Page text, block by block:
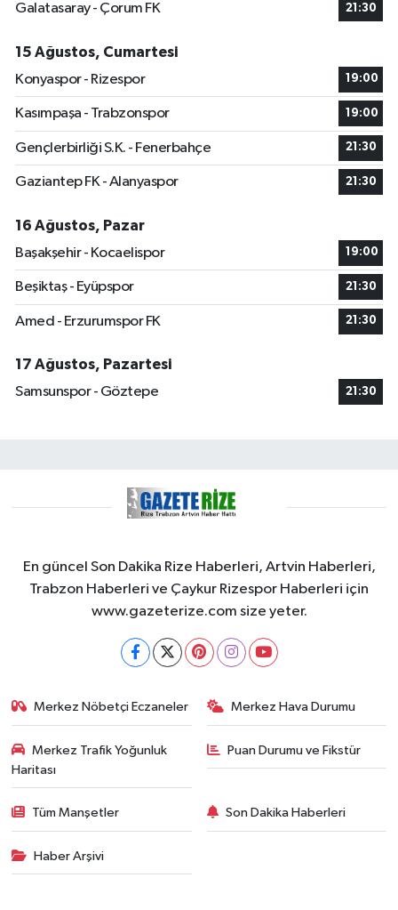
Galatasaray - Çorum FK
21:30
15 Ağustos, Cumartesi
Konyaspor - Rizespor
19:00
Kasımpaşa - Trabzonspor 19:00
Gençlerbirliği S.K. - Fenerbahçe 21:30
Gaziantep FK - Alanyaspor 21:30
16 Ağustos, Pazar
Başakşehir - Kocaelispor
19:00
Beşiktaş - Eyüpspor 21:30
Amed - Erzurumspor FK 21:30
17 Ağustos, Pazartesi
Samsunspor - Göztepe
21:30
En güncel Son Dakika Rize Haberleri, Artvin Haberleri,
Trabzon Haberleri ve Çaykur Rizespor Haberleri için
www.gazeterize.com size yeter.
Merkez Nöbetçi Eczaneler Merkez Hava Durumu
Merkez Trafik Yoğunluk
Haritası
Puan Durumu ve Fikstür
Tüm Manşetler Son Dakika Haberleri
Haber Arşivi